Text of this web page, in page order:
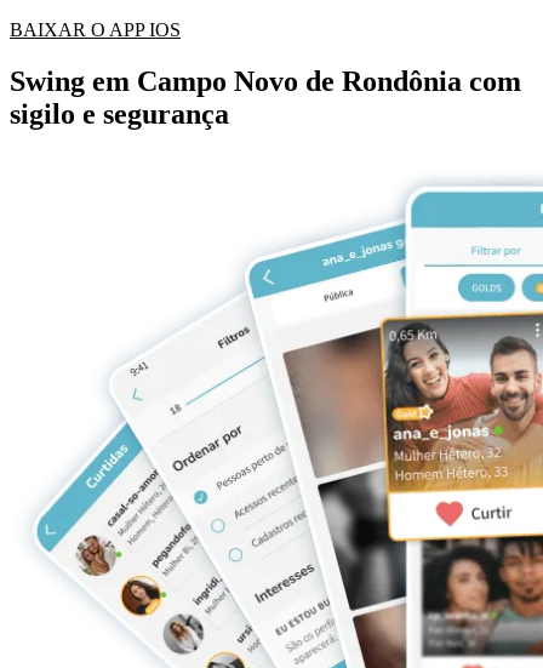
BAIXAR O APP IOS
Swing em Campo Novo de Rondônia com
sigilo e segurança